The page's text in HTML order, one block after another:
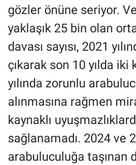
gözler önüne seriyor.
yaklaşık 25 bin olan
davası sayısı, 2021
çıkarak son 10 yılda
yılında zorunlu
alınmasına rağmen
kaynaklı
sağlanamadı. 2024 ve
arabuluculuğa taşınan